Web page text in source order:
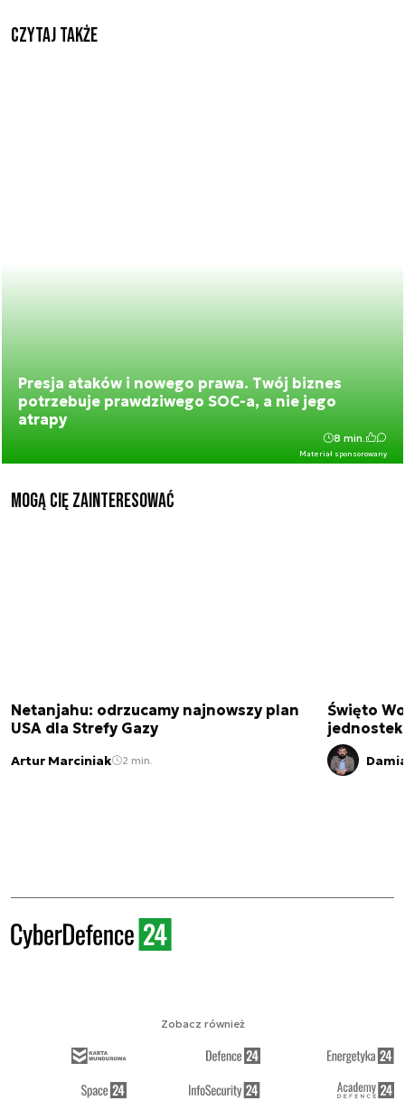
Czytaj także
Presja ataków i nowego prawa. Twój biznes
potrzebuje prawdziwego SOC-a, a nie jego
atrapy
Materiał sponsorowany
8 min.
Mogą Cię zainteresować
Netanjahu: odrzucamy najnowszy plan
USA dla Strefy Gazy
Artur Marciniak 2 min.
Święto
jednostek
Zobacz również